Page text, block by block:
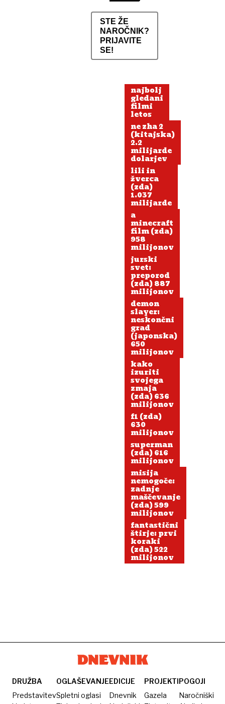
STE ŽE
NAROČNIK?
PRIJAVITE
SE!
najbolj
gledani
filmi
letos
ne zha 2
(kitajska)
2.2
milijarde
dolarjev
lili in
žverca
(zda)
1.037
milijarde
a
minecraft
film (zda)
958
milijonov
jurski
svet:
preporod
(zda) 887
milijonov
demon
slayer:
neskončni
grad
(japonska)
650
milijonov
kako
izuriti
svojega
zmaja
(zda) 636
milijonov
f1 (zda)
630
milijonov
superman
(zda) 616
milijonov
misija
nemogoče:
zadnje
maščevanje
(zda) 599
milijonov
fantastični
štirje: prvi
koraki
(zda) 522
milijonov
DRUŽBA
Predstavitev
OGLAŠEVANJE
Spletni oglasi
EDICIJE
Dnevnik
PROJEKTI
Gazela
POGOJI
Naročniški